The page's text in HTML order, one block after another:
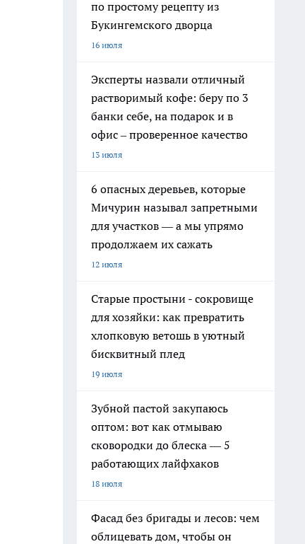
по простому рецепту из
Букингемского дворца
16 июля
Эксперты назвали отличный
растворимый кофе: беру по 3
банки себе, на подарок и в
офис – проверенное качество
13 июля
6 опасных деревьев, которые
Мичурин называл запретными
для участков — а мы упрямо
продолжаем их сажать
12 июля
Старые простыни - сокровище
для хозяйки: как превратить
хлопковую ветошь в уютный
бисквитный плед
19 июля
Зубной пастой закупаюсь
оптом: вот как отмываю
сковородки до блеска — 5
работающих лайфхаков
18 июля
Фасад без бригады и лесов: чем
облицевать дом, чтобы он